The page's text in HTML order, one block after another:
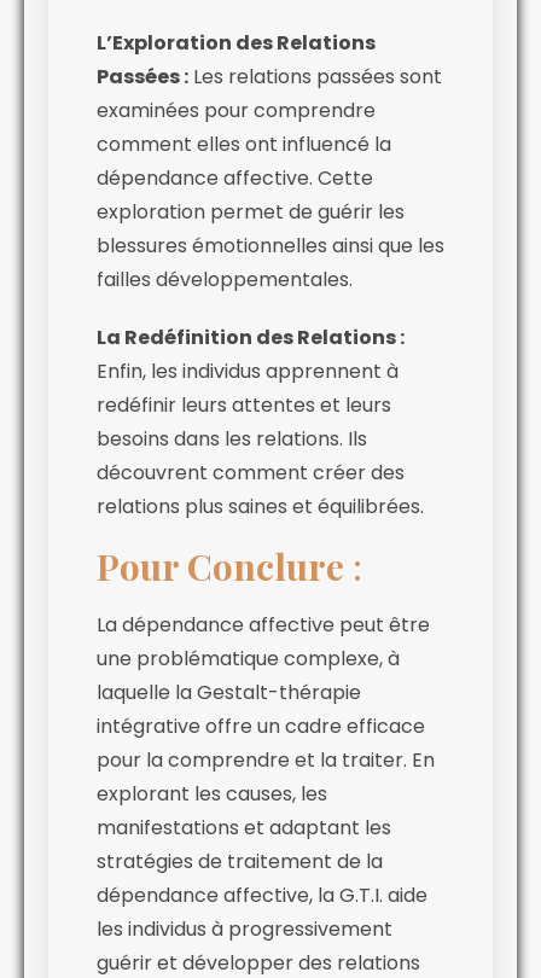
L’Exploration des Relations
Passées : Les relations passées sont
examinées pour comprendre
comment elles ont influencé la
dépendance affective. Cette
exploration permet de guérir les
blessures émotionnelles ainsi que les
failles développementales.
La Redéfinition des Relations :
Enfin, les individus apprennent à
redéfinir leurs attentes et leurs
besoins dans les relations. Ils
découvrent comment créer des
relations plus saines et équilibrées.
Pour Conclure :
La dépendance affective peut être
une problématique complexe, à
laquelle la Gestalt-thérapie
intégrative offre un cadre efficace
pour la comprendre et la traiter. En
explorant les causes, les
manifestations et adaptant les
stratégies de traitement de la
dépendance affective, la G.T.I. aide
les individus à progressivement
guérir et développer des relations